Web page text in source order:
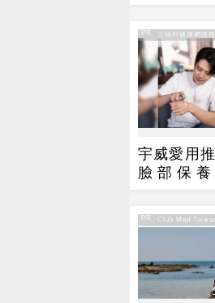
PR
宇威愛用
臉部保
$390
PR・三得利健康網路
PR
PR・Club Med